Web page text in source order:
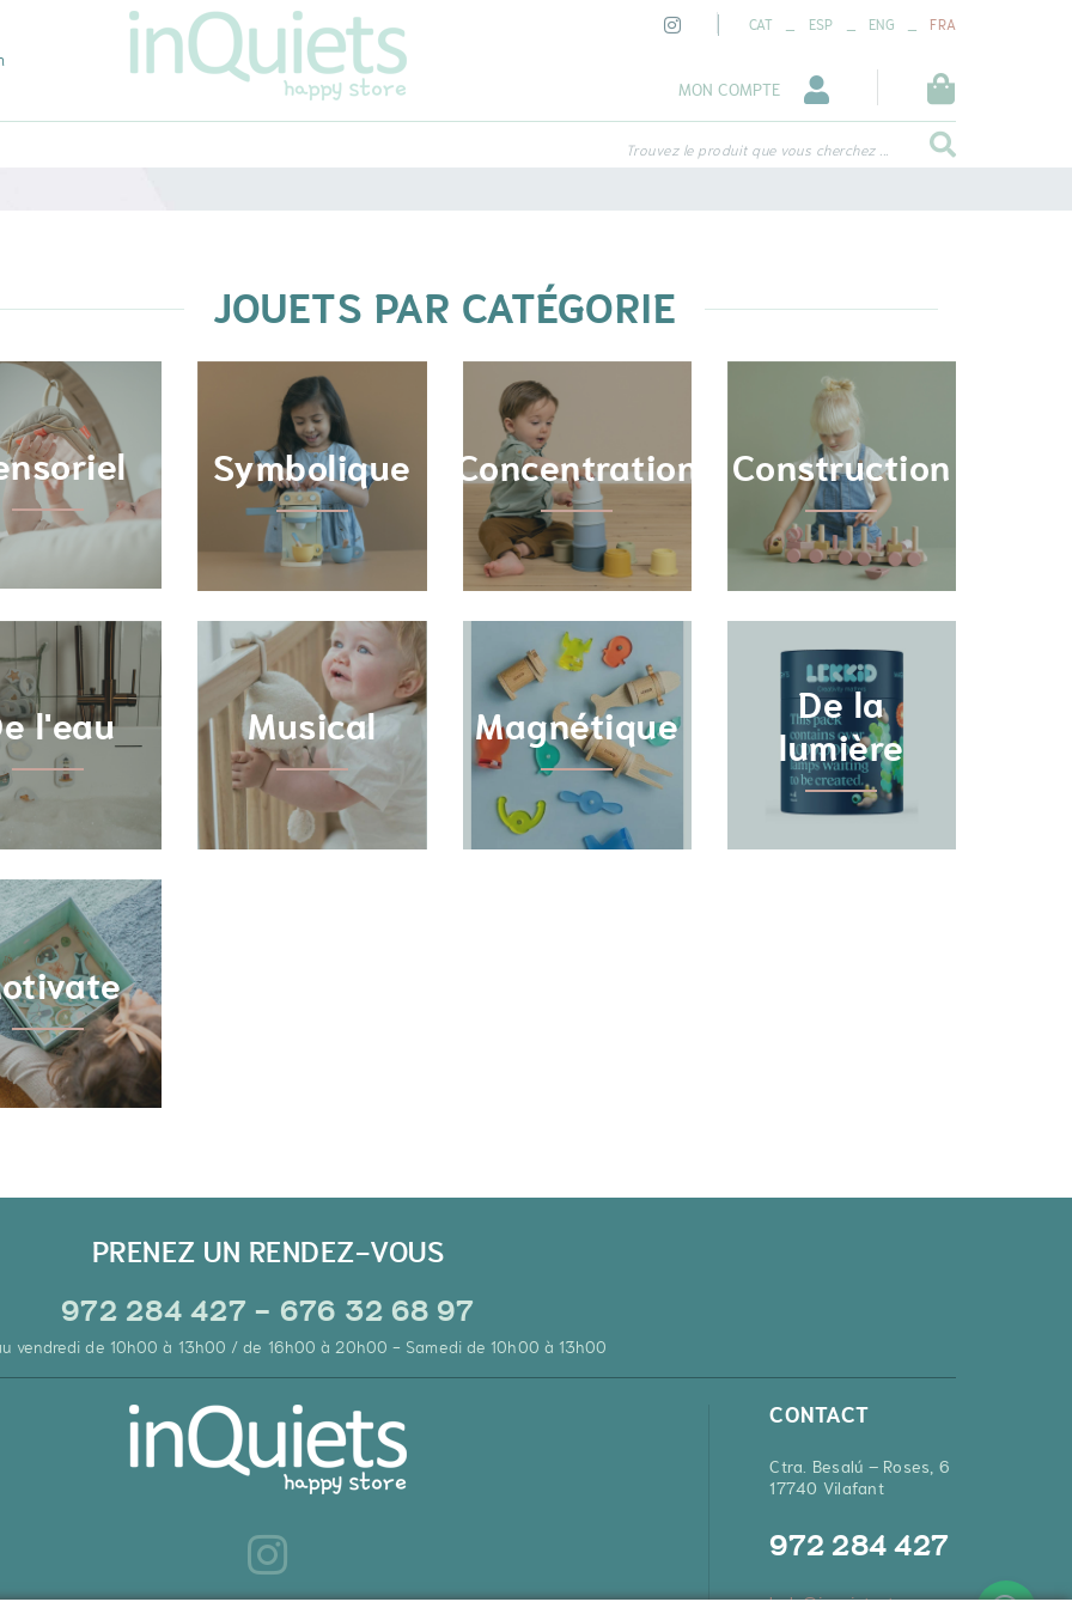
CAT _ ESP _ ENG _ FRA
MON COMPTE
Trouvez le produit que vous cherchez ...
JOUETS PAR CATÉGORIE
Symbolique Concentration Construction
l'eau Musical Magnétique De la
lumière
PRENEZ UN RENDEZ-VOUS
972 284 427 - 676 32 68 97
vendredi de 10h00 à 13h00 / de 16h00 à 20h00 - Samedi de 10h00 à 13h00
CONTACT
Ctra. Besalú – Roses, 6
17740 Vilafant
972 284 427